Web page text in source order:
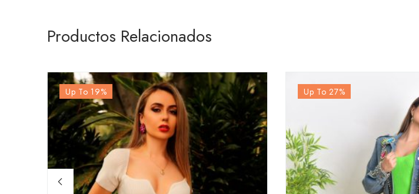
Productos Relacionados
Up To 19% Up To 27%